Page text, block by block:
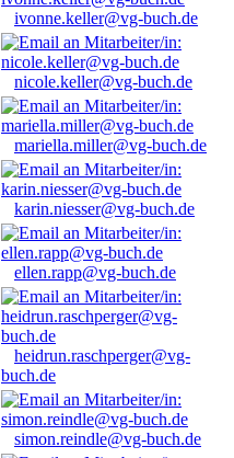
ivonne.keller@vg-buch.de
nicole.keller@vg-buch.de
mariella.miller@vg-buch.de
karin.niesser@vg-buch.de
ellen.rapp@vg-buch.de
heidrun.raschperger@vg-
buch.de
simon.reindle@vg-buch.de